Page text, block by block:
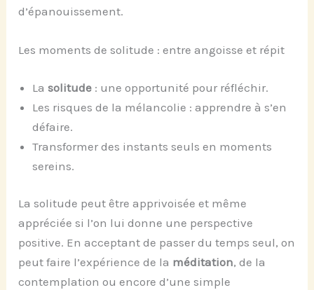
d’épanouissement.
Les moments de solitude : entre angoisse et répit
Lasolitude : une opportunité pour réfléchir.
Les risques de la mélancolie : apprendre à s’en
défaire.
Transformer des instants seuls en moments
sereins.
La solitude peut être apprivoisée et même
appréciée si l’on lui donne une perspective
positive. En acceptant de passer du temps seul, on
peut faire l’expérience de la méditation, de la
contemplation ou encore d’une simple